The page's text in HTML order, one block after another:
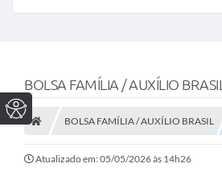
BOLSA FAMÍLIA / AUXÍLIO BRASIL
BOLSA FAMÍLIA / AUXÍLIO BRASIL
Atualizado em: 05/05/2026 às 14h26